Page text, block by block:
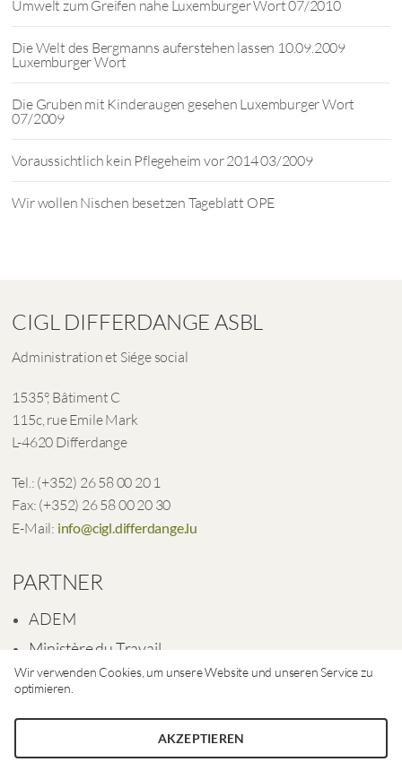
Wir verwenden Cookies, um unsere Website und unseren Service zu
optimieren.
AKZEPTIEREN
Umwelt zum Greifen nahe Luxemburger Wort 07/2010
Die Welt des Bergmanns auferstehen lassen 10.09.2009
Luxemburger Wort
Die Gruben mit Kinderaugen gesehen Luxemburger Wort
07/2009
Voraussichtlich kein Pflegeheim vor 2014 03/2009
Wir wollen Nischen besetzen Tageblatt OPE
CIGL DIFFERDANGE ASBL
Administration et Siége social
1535°, Bâtiment C
115c, rue Emile Mark
L-4620 Differdange
Tel.: (+352) 26 58 00 20 1
Fax: (+352) 26 58 00 20 30
E-Mail: info@cigl.differdange.lu
PARTNER
ADEM
Ministère du Travail
Ville de Differdange